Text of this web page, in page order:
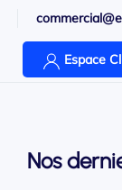
Espace
Nos